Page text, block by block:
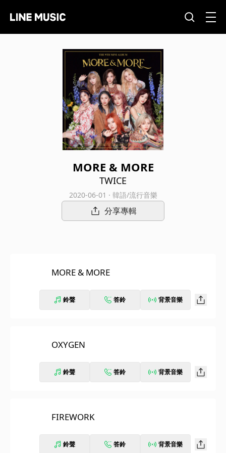
MORE & MORE
TWICE
2020-06-01 · 韓語/流行音樂
分享專輯
MORE & MORE
鈴聲 答鈴 背景音樂
OXYGEN
鈴聲 答鈴 背景音樂
FIREWORK
鈴聲 答鈴 背景音樂